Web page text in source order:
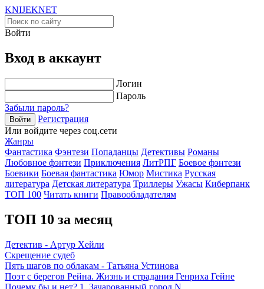
KNIJEKNET
Войти
Вход в аккаунт
Логин
Пароль
Забыли пароль?
Войти
Регистрация
Или войдите через соц.сети
Жанры
Фантастика Фэнтези Попаданцы Детективы Романы
Любовное фэнтези Приключения ЛитРПГ Боевое фэнтези
Боевики Боевая фантастика Юмор Мистика Русская
литература Детская литература Триллеры Ужасы Киберпанк
ТОП 100 Читать книги Правообладателям
ТОП 10 за месяц
Детектив - Артур Хейли
Скрещение судеб
Пять шагов по облакам - Татьяна Устинова
Поэт с берегов Рейна. Жизнь и страдания Генриха Гейне
Почему бы и нет? 1. Зачарованный город N